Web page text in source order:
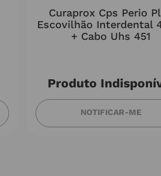
Curaprox Cps Perio
Escovilhão Interdental
+ Cabo Uhs 451
Produto
NOTIFICAR-ME